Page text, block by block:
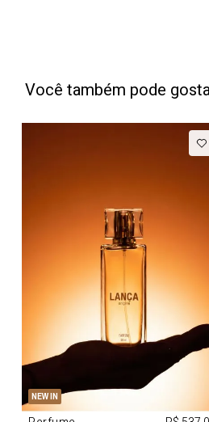
Você também pode
NEW IN
U